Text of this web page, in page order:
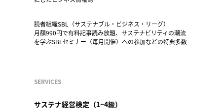
読者組織SBL（サステナブル・ビジネス・リーグ）
月額990円で有料記事読み放題、サステナビリティの潮流
を学ぶSBLセミナー（毎月開催）への参加などの特典多数
SERVICES
サステナ経営検定（1~4級）